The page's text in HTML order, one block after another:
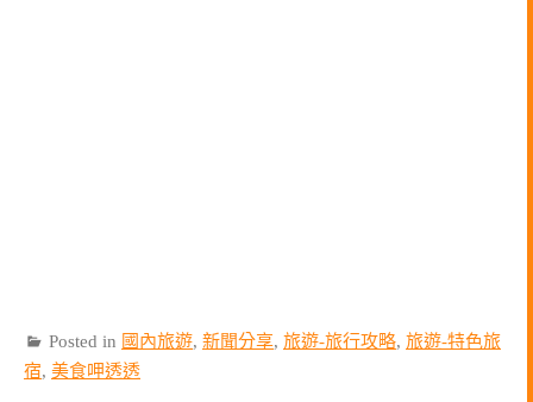
Posted in 國內旅遊, 新聞分享, 旅遊-旅行攻略, 旅遊-特色旅
宿, 美食呷透透